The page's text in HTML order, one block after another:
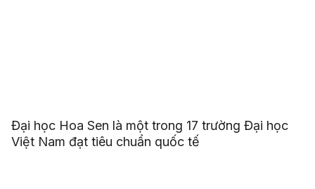
Đại học Hoa Sen là một trong 17 trường Đại học
Việt Nam đạt tiêu chuẩn quốc tế